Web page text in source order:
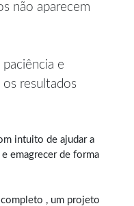
não aparecem
e
os resultados
intuito de ajudar a
e emagrecer de forma
, um projeto